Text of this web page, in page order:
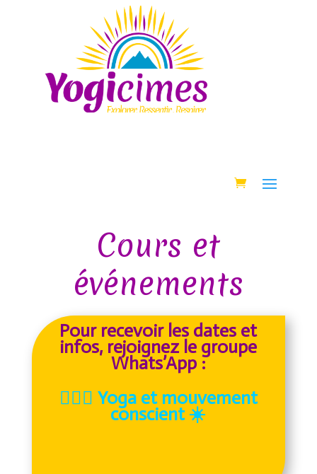
Cours et
événements
Pour recevoir les dates et
infos, rejoignez le groupe
Whats’App :
🤸🏻‍♀️ Yoga et mouvement
conscient☀️